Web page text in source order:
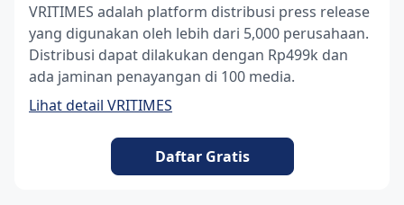
VRITIMES adalah platform distribusi press release
yang digunakan oleh lebih dari 5,000 perusahaan.
Distribusi dapat dilakukan dengan Rp499k dan
ada jaminan penayangan di 100 media.
Lihat detail VRITIMES
Daftar Gratis